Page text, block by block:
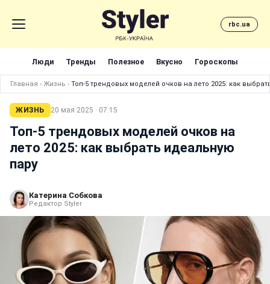
rbc.ua
Люди Тренды Полезное Вкусно Гороскопы
Главная › Жизнь › Топ-5 трендовых моделей очков на лето 2025: как
ЖИЗНЬ 20 мая 2025 · 07:15
Топ-5 трендовых моделей очков на
лето 2025: как выбрать идеальную
пару
Катерина Собкова
Редактор Styler